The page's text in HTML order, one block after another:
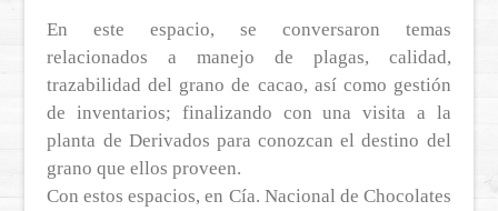
En este espacio, se conversaron temas
relacionados a manejo de plagas, calidad,
trazabilidad del grano de cacao, así como gestión
de inventarios; finalizando con una visita a la
planta de Derivados para conozcan el destino del
grano que ellos proveen.
Con estos espacios, en Cía. Nacional de Chocolates